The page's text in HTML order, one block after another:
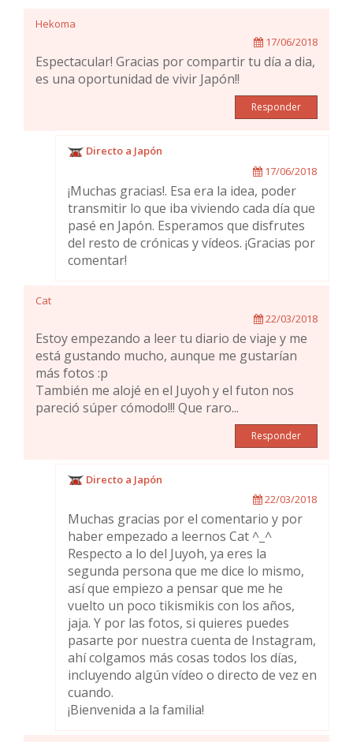
Hekoma
17/06/2018
Espectacular! Gracias por compartir tu día a dia,
es una oportunidad de vivir Japón!!
Responder
Directo a Japón
17/06/2018
¡Muchas gracias!. Esa era la idea, poder
transmitir lo que iba viviendo cada día que
pasé en Japón. Esperamos que disfrutes
del resto de crónicas y vídeos. ¡Gracias por
comentar!
Cat
22/03/2018
Estoy empezando a leer tu diario de viaje y me
está gustando mucho, aunque me gustarían
más fotos :p
También me alojé en el Juyoh y el futon nos
pareció súper cómodo!!! Que raro...
Responder
Directo a Japón
22/03/2018
Muchas gracias por el comentario y por
haber empezado a leernos Cat ^_^
Respecto a lo del Juyoh, ya eres la
segunda persona que me dice lo mismo,
así que empiezo a pensar que me he
vuelto un poco tikismikis con los años,
jaja. Y por las fotos, si quieres puedes
pasarte por nuestra cuenta de Instagram,
ahí colgamos más cosas todos los días,
incluyendo algún vídeo o directo de vez en
cuando.
¡Bienvenida a la familia!